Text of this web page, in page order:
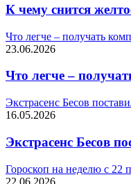
К чему снится
Что легче – получать
23.06.2026
Что легче –
Экстрасенс Бесов
16.05.2026
Экстрасенс Бесов
Гороскоп на неделю с 22
22.06.2026